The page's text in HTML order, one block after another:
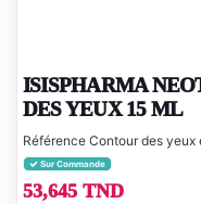
ISISPHARMA
DES YEUX 15 ML
Référence Contour des yeux
Sur Commande
53,645 TND